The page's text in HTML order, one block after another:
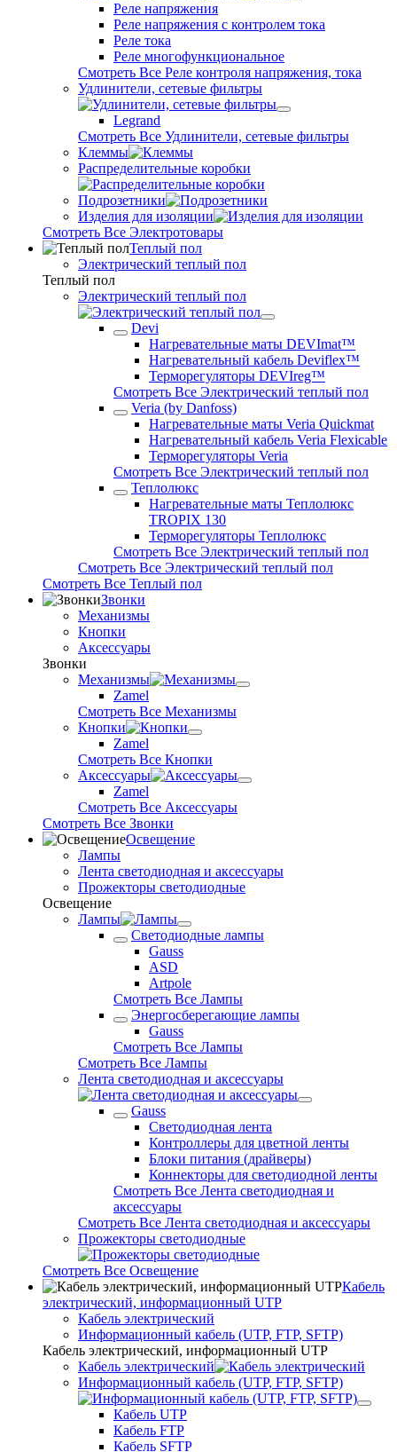
Реле напряжения
Реле напряжения с контролем тока
Реле тока
Реле многофункциональное
Смотреть Все Реле контроля напряжения, тока
Удлинители, сетевые фильтры
Legrand
Смотреть Все Удлинители, сетевые фильтры
Клеммы
Распределительные коробки
Подрозетники
Изделия для изоляции
Смотреть Все Электротовары
Теплый пол
Электрический теплый пол
Теплый пол
Электрический теплый пол
Devi
Нагревательные маты DEVImat™
Нагревательный кабель Deviflex™
Терморегуляторы DEVIreg™
Смотреть Все Электрический теплый пол
Veria (by Danfoss)
Нагревательные маты Veria Quickmat
Нагревательный кабель Veria Flexicable
Терморегуляторы Veria
Смотреть Все Электрический теплый пол
Теплолюкс
Нагревательные маты Теплолюкс
TROPIX 130
Терморегуляторы Теплолюкс
Смотреть Все Электрический теплый пол
Смотреть Все Электрический теплый пол
Смотреть Все Теплый пол
Звонки
Механизмы
Кнопки
Аксессуары
Звонки
Механизмы
Zamel
Смотреть Все Механизмы
Кнопки
Zamel
Смотреть Все Кнопки
Аксессуары
Zamel
Смотреть Все Аксессуары
Смотреть Все Звонки
Освещение
Лампы
Лента светодиодная и аксессуары
Прожекторы светодиодные
Освещение
Лампы
Светодиодные лампы
Gauss
ASD
Artpole
Смотреть Все Лампы
Энергосберегающие лампы
Gauss
Смотреть Все Лампы
Смотреть Все Лампы
Лента светодиодная и аксессуары
Gauss
Светодиодная лента
Контроллеры для цветной ленты
Блоки питания (драйверы)
Коннекторы для светодиодной ленты
Смотреть Все Лента светодиодная и
аксессуары
Смотреть Все Лента светодиодная и аксессуары
Прожекторы светодиодные
Смотреть Все Освещение
Кабель
электрический, информационный UTP
Кабель электрический
Информационный кабель (UTP, FTP, SFTP)
Кабель электрический, информационный UTP
Кабель электрический
Информационный кабель (UTP, FTP, SFTP)
Кабель UTP
Кабель FTP
Кабель SFTP